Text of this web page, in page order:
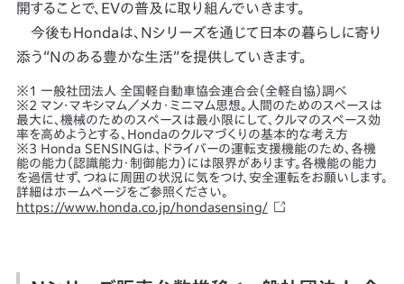
開することで、EVの普及に取り組んでいきます。
今後もHondaは、Nシリーズを通じて日本の暮らしに寄り
添う“Nのある豊かな生活”を提供していきます。
※1 一般社団法人 全国軽自動車協会連合会（全軽自協）調べ
※2 マン・マキシマム／メカ・ミニマム思想。人間のためのスペースは
最大に、機械のためのスペースは最小限にして、クルマのスペース効
率を高めようとする、Hondaのクルマづくりの基本的な考え方
※3 Honda SENSINGは、ドライバーの運転支援機能のため、各機
能の能力（認識能力・制御能力）には限界があります。各機能の能力
を過信せず、つねに周囲の状況に気をつけ、安全運転をお願いします。
詳細はホームページをご参照ください。
https://www.honda.co.jp/hondasensing/